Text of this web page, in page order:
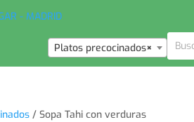
×
Platos precocinados
/ Sopa Tahi con verduras